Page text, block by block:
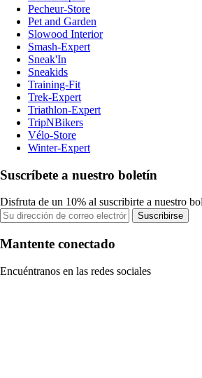
Pecheur-Store
Pet and Garden
Slowood Interior
Smash-Expert
Sneak'In
Sneakids
Training-Fit
Trek-Expert
Triathlon-Expert
TripNBikers
Vélo-Store
Winter-Expert
Suscríbete a nuestro boletín
Disfruta de un 10% al suscribirte a nuestro
Suscribirse
Mantente conectado
Encuéntranos en las redes sociales